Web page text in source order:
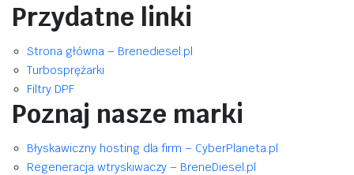
Przydatne linki
Strona główna – Brenediesel.pl
Turbosprężarki
Filtry DPF
Poznaj nasze marki
Błyskawiczny hosting dla firm – CyberPlaneta.pl
Regeneracja wtryskiwaczy – BreneDiesel.pl